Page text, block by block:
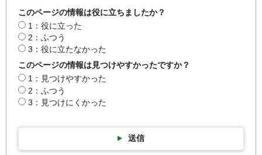
このページの情報は役に立ちましたか？
1：役に立った
2：ふつう
3：役に立たなかった
このページの情報は見つけやすかったですか？
1：見つけやすかった
2：ふつう
3：見つけにくかった
送信